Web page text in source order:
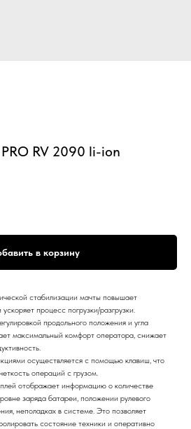
PRO RV 2090 li-ion
в корзину
стабилизации мачты повышает
процесс погрузки/разгрузки.
продольного положения и угла
максимальный комфорт оператора, снижает
осуществляется с помощью клавиш, что
операций с грузом.
отображает информацию о количестве
заряда батареи, положении рулевого
неполадках в системе. Это позволяет
состояние техники и оперативно